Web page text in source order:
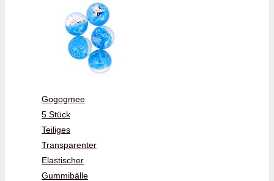
Gogogmee
5 Stück
Teiliges
Transparenter
Elastischer
Gummibälle